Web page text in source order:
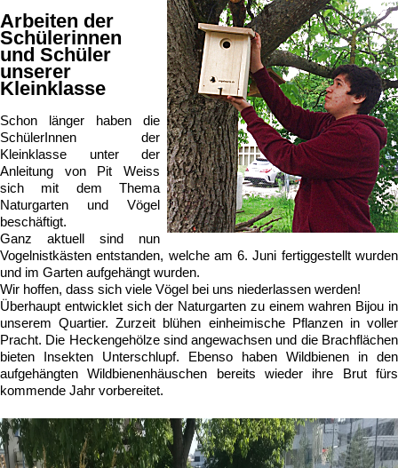
Arbeiten der
Schülerinnen
und Schüler
unserer
Kleinklasse
Schon länger haben die
SchülerInnen der
Kleinklasse unter der
Anleitung von Pit Weiss
sich mit dem Thema
Naturgarten und Vögel
beschäftigt.
Ganz aktuell sind nun
Vogelnistkästen entstanden, welche am 6. Juni fertiggestellt wurden
und im Garten aufgehängt wurden.
Wir hoffen, dass sich viele Vögel bei uns niederlassen werden!
Überhaupt entwicklet sich der Naturgarten zu einem wahren Bijou in
unserem Quartier. Zurzeit blühen einheimische Pflanzen in voller
Pracht. Die Heckengehölze sind angewachsen und die Brachflächen
bieten Insekten Unterschlupf. Ebenso haben Wildbienen in den
aufgehängten Wildbienenhäuschen bereits wieder ihre Brut fürs
kommende Jahr vorbereitet.